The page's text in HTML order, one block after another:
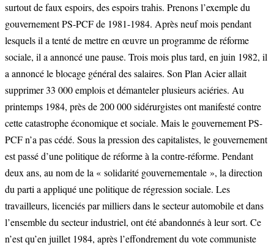
surtout de faux espoirs, des espoirs trahis. Prenons l’exemple du
gouvernement PS-PCF de 1981-1984. Après neuf mois pendant
lesquels il a tenté de mettre en œuvre un programme de réforme
sociale, il a annoncé une pause. Trois mois plus tard, en juin 1982, il
a annoncé le blocage général des salaires. Son Plan Acier allait
supprimer 33 000 emplois et démanteler plusieurs aciéries. Au
printemps 1984, près de 200 000 sidérurgistes ont manifesté contre
cette catastrophe économique et sociale. Mais le gouvernement PS-
PCF n’a pas cédé. Sous la pression des capitalistes, le gouvernement
est passé d’une politique de réforme à la contre-réforme. Pendant
deux ans, au nom de la « solidarité gouvernementale », la direction
du parti a appliqué une politique de régression sociale. Les
travailleurs, licenciés par milliers dans le secteur automobile et dans
l’ensemble du secteur industriel, ont été abandonnés à leur sort. Ce
n’est qu’en juillet 1984, après l’effondrement du vote communiste